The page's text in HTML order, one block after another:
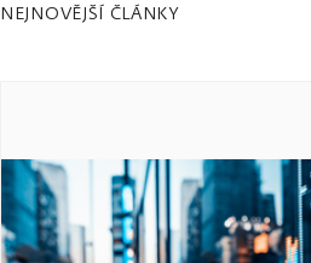
NEJNOVĚJŠÍ ČLÁNKY